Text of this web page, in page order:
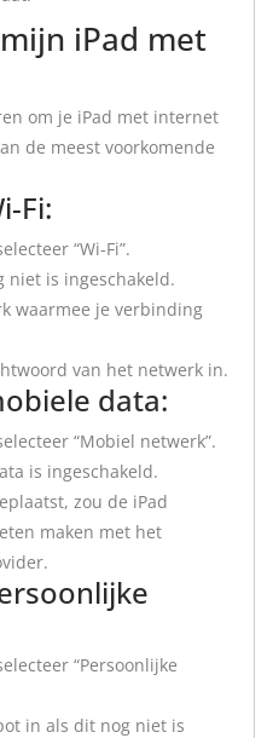
iPad met
om je iPad met internet
de meest voorkomende
Fi:
“Wi-Fi”.
niet is ingeschakeld.
waarmee je verbinding
van het netwerk in.
data:
“Mobiel netwerk”.
is ingeschakeld.
zou de iPad
maken met het
“Persoonlijke
in als dit nog niet is